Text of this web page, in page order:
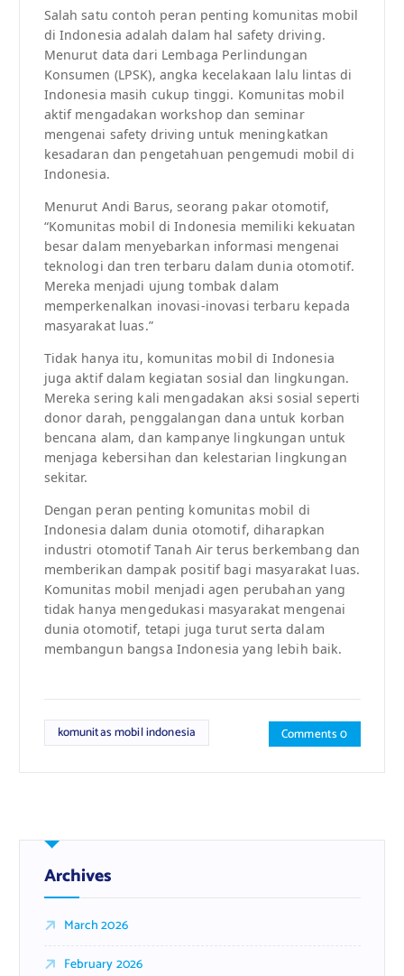
Salah satu contoh peran penting komunitas mobil
di Indonesia adalah dalam hal safety driving.
Menurut data dari Lembaga Perlindungan
Konsumen (LPSK), angka kecelakaan lalu lintas di
Indonesia masih cukup tinggi. Komunitas mobil
aktif mengadakan workshop dan seminar
mengenai safety driving untuk meningkatkan
kesadaran dan pengetahuan pengemudi mobil di
Indonesia.
Menurut Andi Barus, seorang pakar otomotif,
“Komunitas mobil di Indonesia memiliki kekuatan
besar dalam menyebarkan informasi mengenai
teknologi dan tren terbaru dalam dunia otomotif.
Mereka menjadi ujung tombak dalam
memperkenalkan inovasi-inovasi terbaru kepada
masyarakat luas.”
Tidak hanya itu, komunitas mobil di Indonesia
juga aktif dalam kegiatan sosial dan lingkungan.
Mereka sering kali mengadakan aksi sosial seperti
donor darah, penggalangan dana untuk korban
bencana alam, dan kampanye lingkungan untuk
menjaga kebersihan dan kelestarian lingkungan
sekitar.
Dengan peran penting komunitas mobil di
Indonesia dalam dunia otomotif, diharapkan
industri otomotif Tanah Air terus berkembang dan
memberikan dampak positif bagi masyarakat luas.
Komunitas mobil menjadi agen perubahan yang
tidak hanya mengedukasi masyarakat mengenai
dunia otomotif, tetapi juga turut serta dalam
membangun bangsa Indonesia yang lebih baik.
komunitas mobil indonesia Comments 0
Archives
March 2026
February 2026